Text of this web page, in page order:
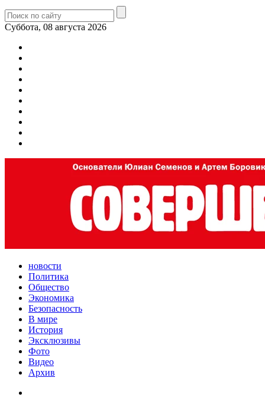
Суббота, 08 августа 2026
новости
Политика
Общество
Экономика
Безопасность
В мире
История
Эксклюзивы
Фото
Видео
Архив